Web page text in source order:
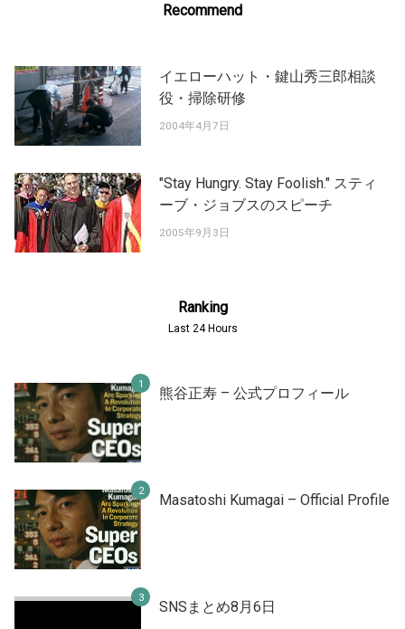
Recommend
イエローハット・鍵山秀三郎相談
役・掃除研修
2004年4月7日
"Stay Hungry. Stay Foolish." スティ
ーブ・ジョブスのスピーチ
2005年9月3日
Ranking
Last 24 Hours
熊谷正寿 – 公式プロフィール
Masatoshi Kumagai – Official Profile
SNSまとめ8月6日